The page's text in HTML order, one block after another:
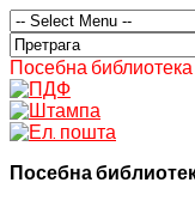
Посебна
Посебна